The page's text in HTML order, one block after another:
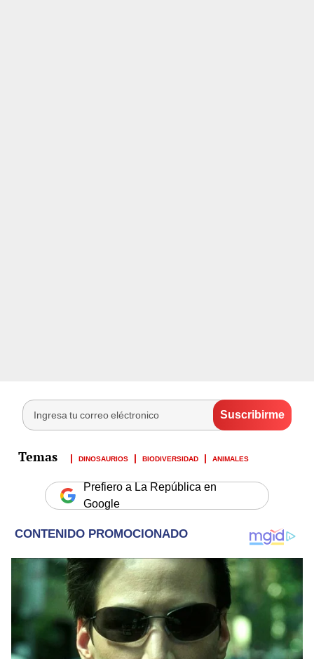
DINOSAURIOS BIODIVERSIDAD ANIMALES
Prefiero a La República en
Google